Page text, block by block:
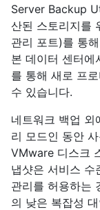
Server Backup
산된 스토리지를
관리 포트)를 통
본 데이터 센터에
를 통해 새로 프
수 있습니다.
네트워크 백업 외
리 모드인 동안
VMware 디스크
냅샷은 서비스 수
관리를 허용하는
의 낮은 복잡성